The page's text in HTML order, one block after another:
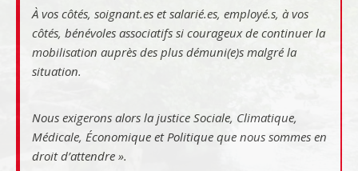
À vos côtés, soignant.es et salarié.es, employé.s, à vos
côtés, bénévoles associatifs si courageux de continuer la
mobilisation auprès des plus démuni(e)s malgré la
situation.
Nous exigerons alors la justice Sociale, Climatique,
Médicale, Économique et Politique que nous sommes en
droit d’attendre ».